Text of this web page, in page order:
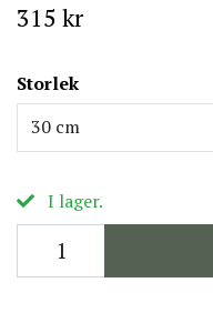
315 kr
Storlek
30 cm
I lager.